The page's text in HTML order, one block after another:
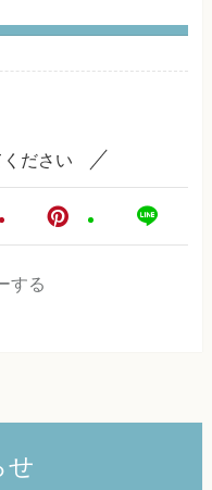
ださい
する
せ